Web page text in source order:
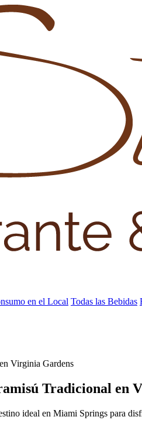
en el Local Todas las Bebidas
Virginia Gardens
Tradicional en
ideal en Miami Springs para